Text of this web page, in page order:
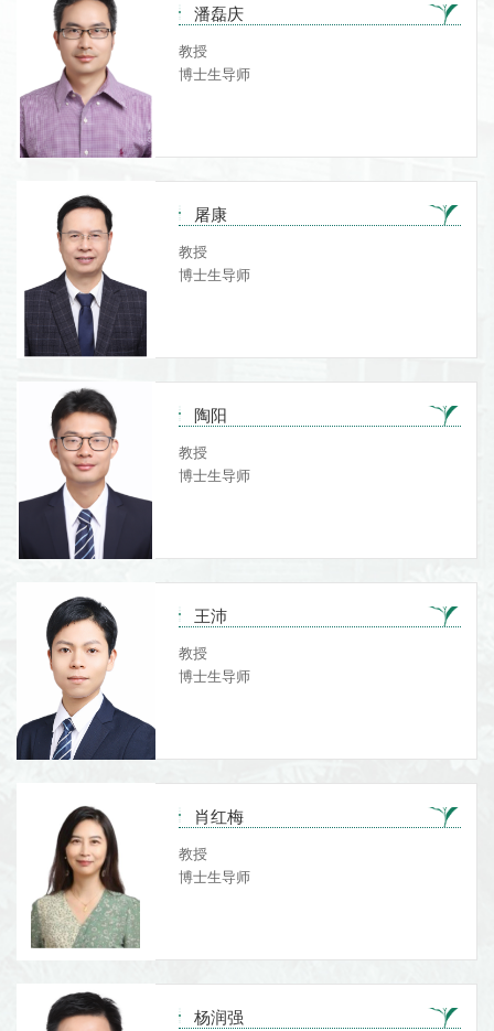
潘磊庆
教授
博士生导师
屠康
教授
博士生导师
陶阳
教授
博士生导师
王沛
教授
博士生导师
肖红梅
教授
博士生导师
杨润强